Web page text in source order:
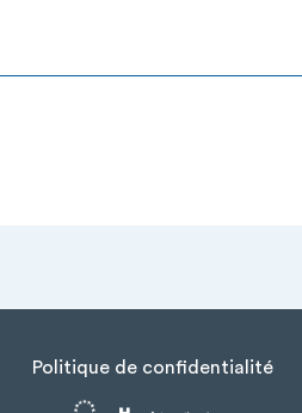
Politique de confidentialité